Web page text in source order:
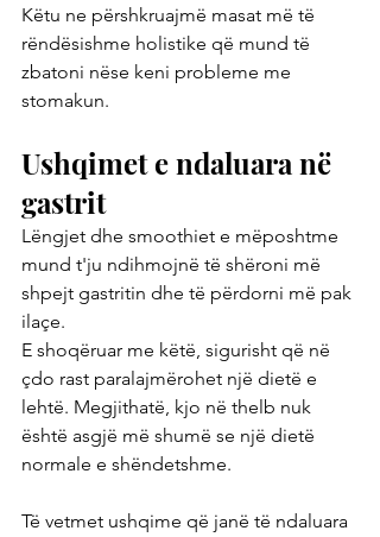
Këtu ne përshkruajmë masat më të
rëndësishme holistike që mund të
zbatoni nëse keni probleme me
stomakun.
Ushqimet e ndaluara në
gastrit
Lëngjet dhe smoothiet e mëposhtme
mund t'ju ndihmojnë të shëroni më
shpejt gastritin dhe të përdorni më pak
ilaçe.
E shoqëruar me këtë, sigurisht që në
çdo rast paralajmërohet një dietë e
lehtë. Megjithatë, kjo në thelb nuk
është asgjë më shumë se një dietë
normale e shëndetshme.
Të vetmet ushqime që janë të ndaluara